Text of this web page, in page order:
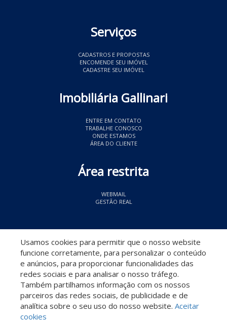
Serviços
CADASTROS E PROPOSTAS
ENCOMENDE SEU IMÓVEL
CADASTRE SEU IMÓVEL
Imobiliária Gallinari
ENTRE EM CONTATO
TRABALHE CONOSCO
ONDE ESTAMOS
ÁREA DO CLIENTE
Área restrita
WEBMAIL
GESTÃO REAL
Descomplicado por:
Usamos cookies para permitir que o nosso website
funcione corretamente, para personalizar o conteúdo
e anúncios, para proporcionar funcionalidades das
redes sociais e para analisar o nosso tráfego.
Também partilhamos informação com os nossos
parceiros das redes sociais, de publicidade e de
analítica sobre o seu uso do nosso website. Aceitar
cookies